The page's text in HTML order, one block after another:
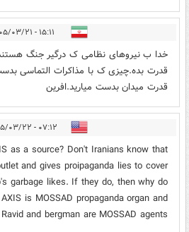
۱۵:۱۱ - ۱۴۰۵/۰۳/۲۱
خدا ب نیروهای نظامی ک درگیر جنگ
قدرت بده.چیزی ک با مذاکرات التماسی
قدرت میدان بدست میارید.افرین
۰۷:۱۲ - ۱۴۰۵/۰۳/۲۲
as a source? Don't Iranians know that
and gives proipaganda lies to cover
garbage likes. If they do, then why do
is MOSSAD propaganda organ and
Ravid and bergman are MOSSAD agents